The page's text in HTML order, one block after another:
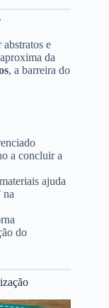
e
da
, a barreira do
a concluir a
ajuda
na
do